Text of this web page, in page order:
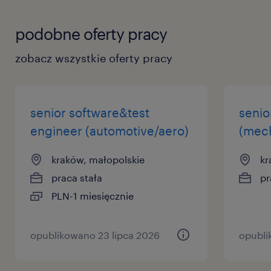
Pełnienie roli Projektanta Wiodącego na
kluczowych, złożonych kontraktach
Bezpośrednie doradztwo techniczne i
merytoryczne dla klienta w UK oraz udział
w międzynarodowych naradach
koordynacyjnych.
Wspieranie młodszych inżynierów i
asystentów w ich codziennej pracy.
Inicjowanie oraz aktywne wdrażanie
podobne oferty pracy
zobacz wszystkie oferty pracy
senior software&test
engineer (automotive/aero)
kraków, małopolskie
praca stała
PLN-1 miesięcznie
opublikowano 23 lipca 2026